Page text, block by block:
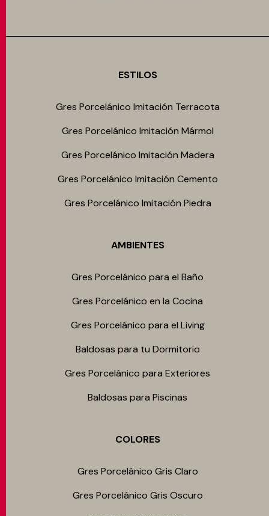
ESTILOS
Gres Porcelánico Imitación Terracota
Gres Porcelánico Imitación Mármol
Gres Porcelánico Imitación Madera
Gres Porcelánico Imitación Cemento
Gres Porcelánico Imitación Piedra
AMBIENTES
Gres Porcelánico para el Baño
Gres Porcelánico en la Cocina
Gres Porcelánico para el Living
Baldosas para tu Dormitorio
Gres Porcelánico para Exteriores
Baldosas para Piscinas
COLORES
Gres Porcelánico Gris Claro
Gres Porcelánico Gris Oscuro